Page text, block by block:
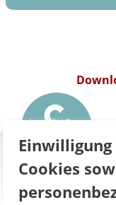
Cookies